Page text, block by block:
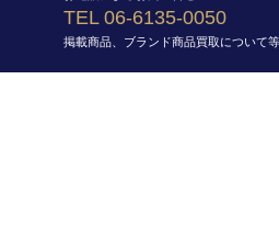
TEL 06-6135-0050
掲載商品、ブランド商品買取について